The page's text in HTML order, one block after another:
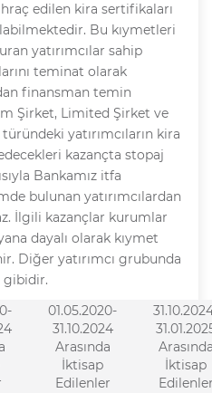
edilen kira sertifikaları
Bu kıymetleri
yatırımcılar sahip
teminat olarak
finansman temin
Şirket, Limited Şirket ve
yatırımcıların kira
kazançta stopaj
Bankamız itfa
bulunan yatırımcılardan
İlgili kazançlar kurumlar
dayalı olarak kıymet
Diğer yatırımcı grubunda
gibidir.
01.05.2020-
31.10.2024
Arasında
İktisap
Edilenler
İktisap